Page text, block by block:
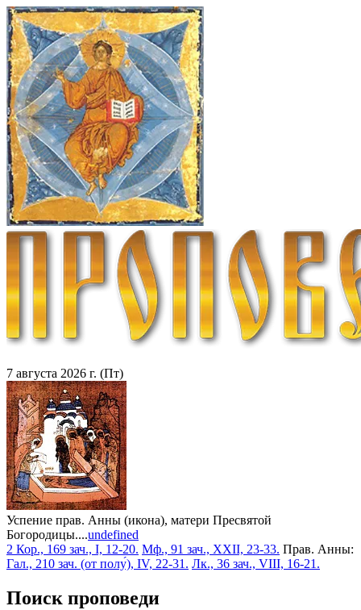
7 августа 2026 г. (Пт)
Успение прав. Анны (икона), матери Пресвятой
Богородицы....undefined
2 Кор., 169 зач., I, 12-20. Мф., 91 зач., XXII, 23-33. Прав. Анны:
Гал., 210 зач. (от полу́), IV, 22-31. Лк., 36 зач., VIII, 16-21.
Поиск проповеди